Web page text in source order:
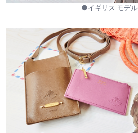
●イギリス モデル